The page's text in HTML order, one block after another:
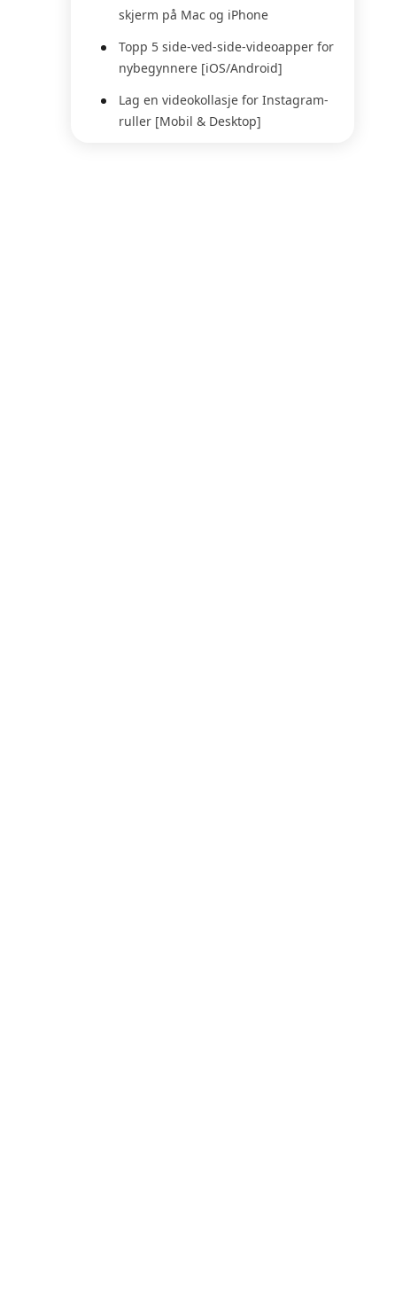
skjerm på Mac og iPhone
Topp 5 side-ved-side-videoapper for
nybegynnere [iOS/Android]
Lag en videokollasje for Instagram-
ruller [Mobil & Desktop]